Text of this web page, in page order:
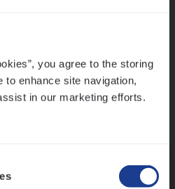
you agree to the storing
enhance site navigation,
in our marketing efforts.